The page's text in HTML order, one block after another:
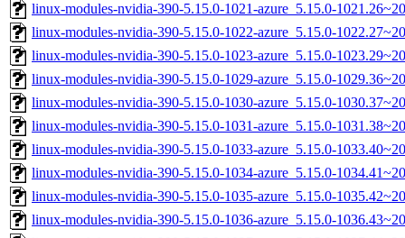
linux-modules-nvidia-390-5.15.0-1021-azure_5.15.0-
linux-modules-nvidia-390-5.15.0-1022-azure_5.15.0-
linux-modules-nvidia-390-5.15.0-1023-azure_5.15.0-
linux-modules-nvidia-390-5.15.0-1029-azure_5.15.0-
linux-modules-nvidia-390-5.15.0-1030-azure_5.15.0-
linux-modules-nvidia-390-5.15.0-1031-azure_5.15.0-
linux-modules-nvidia-390-5.15.0-1033-azure_5.15.0-
linux-modules-nvidia-390-5.15.0-1034-azure_5.15.0-
linux-modules-nvidia-390-5.15.0-1035-azure_5.15.0-
linux-modules-nvidia-390-5.15.0-1036-azure_5.15.0-